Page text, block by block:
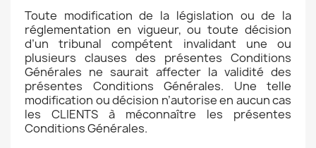
Toute modification de la législation ou de la
réglementation en vigueur, ou toute décision
d’un tribunal compétent invalidant une ou
plusieurs clauses des présentes Conditions
Générales ne saurait affecter la validité des
présentes Conditions Générales. Une telle
modification ou décision n’autorise en aucun cas
les CLIENTS à méconnaître les présentes
Conditions Générales.